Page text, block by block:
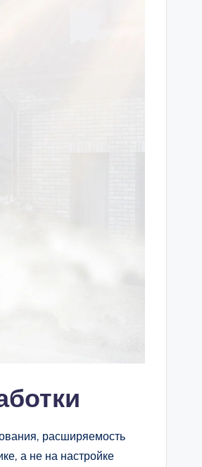
расширяемость
а не на настройке